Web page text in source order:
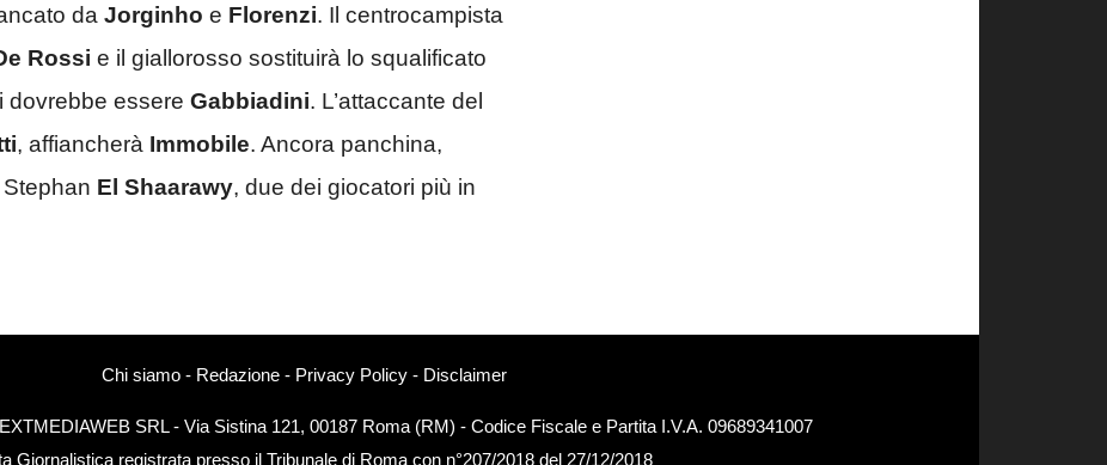
da Jorginho e Florenzi. Il centrocampista
Rossi e il giallorosso sostituirà lo squalificato
dovrebbe essere Gabbiadini. L’attaccante del
, affiancherà Immobile. Ancora panchina,
El Shaarawy, due dei giocatori più in
Chi siamo- Redazione- Privacy Policy- Disclaimer
SRL - Via Sistina 121, 00187 Roma (RM) - Codice Fiscale e Partita I.V.A. 09689341007
Giornalistica registrata presso il Tribunale di Roma con n°207/2018 del 27/12/2018